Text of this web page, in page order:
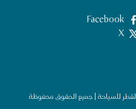
‎Facebook‏
X